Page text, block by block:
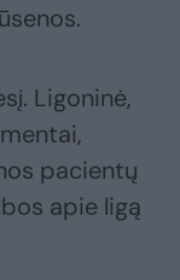
Ligoninė,
pacientų
apie ligą